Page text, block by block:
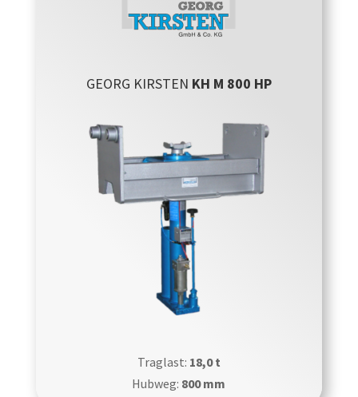
GEORG KIRSTEN KH M 800 HP
Traglast: 18,0 t
Hubweg: 800 mm